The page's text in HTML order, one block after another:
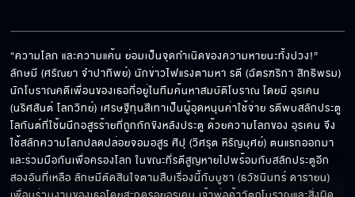
“ความโลภ และความแค้น ย่อมเป็นจุดกำเนิดของความหายนะทั้งปวง!”
ลักษมี (ศรัณยา จําปาทิพย์) นักข่าวไฟแรงตามหา รตี (ฉัตรฑริกา สิทธิพรม)
นักโบราณคดีเพื่อนของเธอที่อยู่ในทีมค้นหาสมบัติโบราณ โดยมี อุรเคน
(นริศสันต์ โลกวิทย์) เศรษฐีทุนสีเทาเป็นผู้อุดหนุนค่าใช้จ่าย รตีพบสลักประตู
โลกันต์ที่ใช้ผนึกอสูรร้ายที่ถูกกักขังหลังประตู ด้วยความโลภของ อุรเคน จึง
ใช้สลักความโลภปลดปล่อยจอมอสูร ศิปุ (วิศรุต หิรัญบุศย์) ตนแรกออกมา
และร่วมมือกันเพื่อครองโลก ในขณะที่รตีสูญหายไปพร้อมกับสลักประตูอีก
สองอันที่เหลือ ลักษมีตัดสินใจตามสืบเรื่องนี้กับบูชา (ธวัชนินทร์ ดารายน)